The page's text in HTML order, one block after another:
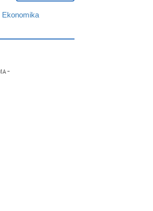
Ekonomika